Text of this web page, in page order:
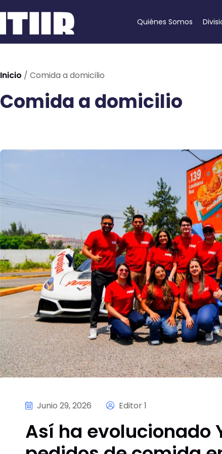
Quiénes Somos
Inicio / Comida a domicilio
Comida a domicilio
Junio 29, 2026 Editor 1
Así ha evolucionado